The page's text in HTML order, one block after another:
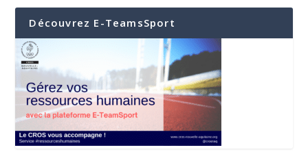
Découvrez E-TeamsSport